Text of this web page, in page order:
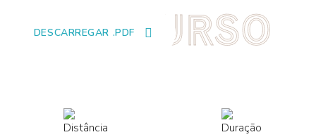
PERC URSO
DESCARREGAR .PDF